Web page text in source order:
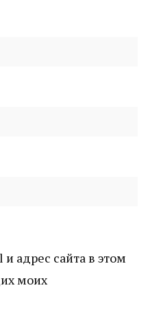
адрес сайта в этом
моих